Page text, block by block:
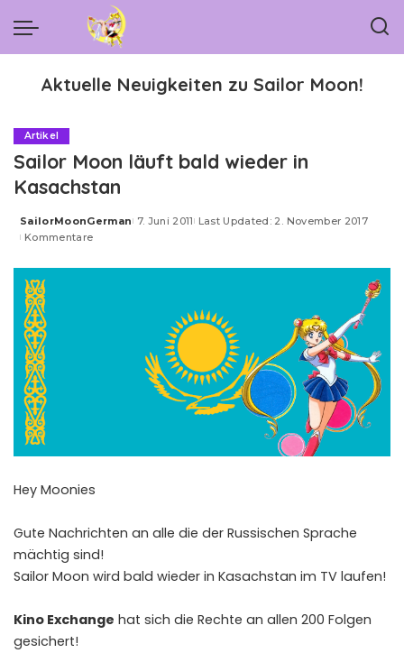
Aktuelle Neuigkeiten zu Sailor Moon!
Artikel
Sailor Moon läuft bald wieder in
Kasachstan
Posted
by
SailorMoonGerman 7. Juni 2011 Last Updated: 2. November 2017
Kommentare
Hey Moonies
Gute Nachrichten an alle die der Russischen Sprache
mächtig sind!
Sailor Moon wird bald wieder in Kasachstan im TV laufen!
Kino Exchange hat sich die Rechte an allen 200 Folgen
gesichert!